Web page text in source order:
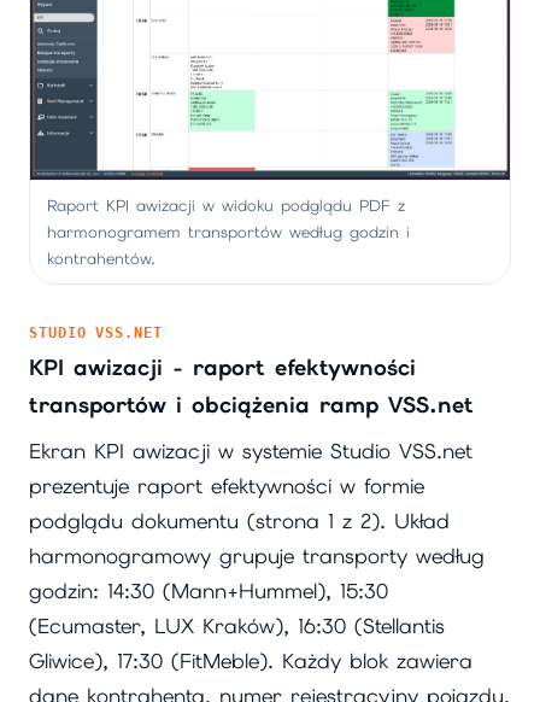
Raport KPI awizacji w widoku podglądu PDF z
harmonogramem transportów według godzin i
kontrahentów.
STUDIO VSS.NET
KPI awizacji - raport efektywności
transportów i obciążenia ramp VSS.net
Ekran KPI awizacji w systemie Studio VSS.net
prezentuje raport efektywności w formie
podglądu dokumentu (strona 1 z 2). Układ
harmonogramowy grupuje transporty według
godzin: 14:30 (Mann+Hummel), 15:30
(Ecumaster, LUX Kraków), 16:30 (Stellantis
Gliwice), 17:30 (FitMeble). Każdy blok zawiera
dane kontrahenta, numer rejestracyjny pojazdu,